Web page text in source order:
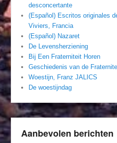
desconcertante
(Español) Escritos originales
Viviers, Francia
(Español) Nazaret
De Levensherziening
Bij Een Fraterniteit Horen
Geschiedenis van de
Woestijn, Franz JALICS
De woestijndag
Aanbevolen berichten